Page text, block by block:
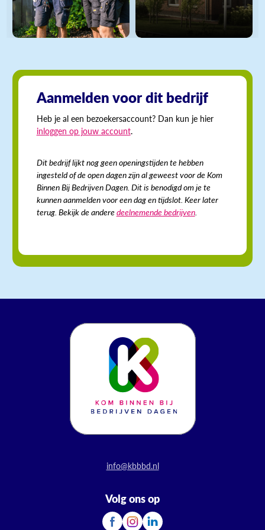
Aanmelden voor dit bedrijf
Heb je al een bezoekersaccount? Dan kun je hier
inloggen op jouw account.
Dit bedrijf lijkt nog geen openingstijden te hebben
ingesteld of de open dagen zijn al geweest voor de Kom
Binnen Bij Bedrijven Dagen. Dit is benodigd om je te
kunnen aanmelden voor een dag en tijdslot. Keer later
terug. Bekijk de anderedeelnemende bedrijven.
info@kbbbd.nl
Volg ons op